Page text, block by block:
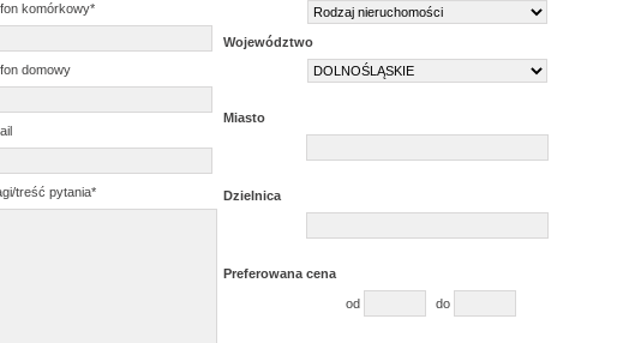
Województwo
Miasto
Dzielnica
Preferowana cena
od do
komórkowy*
domowy
treść pytania*